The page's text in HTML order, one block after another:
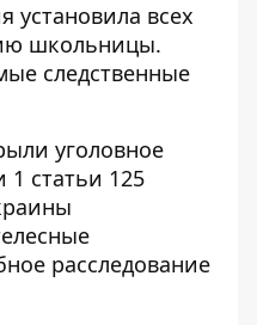
установила всех
школьницы.
следственные
уголовное
1 статьи 125
расследование